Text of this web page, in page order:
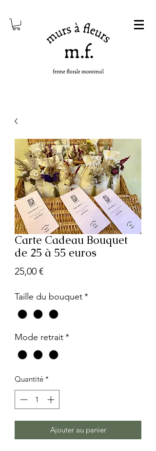
Carte Cadeau Bouquet
de 25 à 55 euros
25,00 €Prix
Taille du bouquet*
Mode retrait*
Quantité *
Ajouter au panier